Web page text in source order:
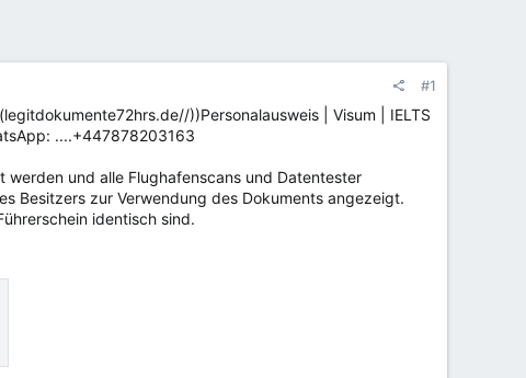
#1
))Personalausweis | Visum | IELTS
....+447878203163
und alle Flughafenscans und Datentester
Besitzers zur Verwendung des Dokuments angezeigt.
identisch sind.